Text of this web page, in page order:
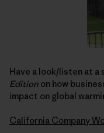
Have a look/listen at a
Edition on how
impact on global
California Company